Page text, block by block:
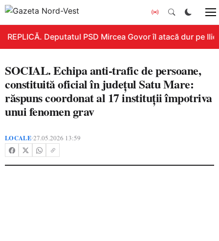
REPLICĂ. Deputatul PSD Mircea Govor îl atacă dur pe
SOCIAL. Echipa anti-trafic de persoane,
constituită oficial în județul Satu Mare:
răspuns coordonat al 17 instituții împotriva
unui fenomen grav
LOCALE•27.05.2026 13:59